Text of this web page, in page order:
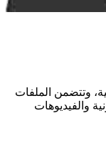
وتتضمن الملفات
والفيديوهات